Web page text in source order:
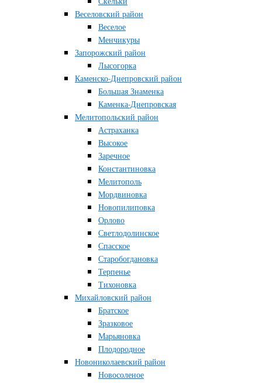
Веселовский район
Веселое
Менчикуры
Запорожский район
Лысогорка
Каменско-Днепровский район
Большая Знаменка
Каменка-Днепровская
Мелитопольский район
Астраханка
Высокое
Заречное
Константиновка
Мелитополь
Мордвиновка
Новопилиповка
Орлово
Светлодолинское
Спасское
Старобогдановка
Терпенье
Тихоновка
Михайловский район
Братское
Зразковое
Марьяновка
Плодородное
Новониколаевский район
Новосоленое